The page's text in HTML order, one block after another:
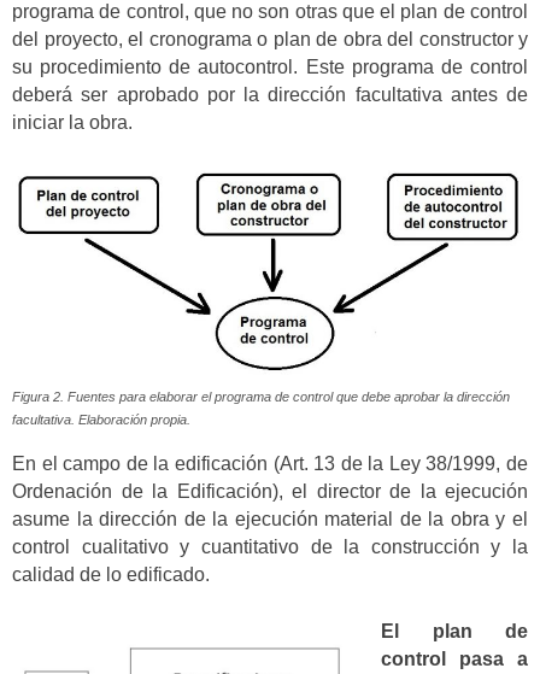
programa de control, que no son otras que el plan de control
del proyecto, el cronograma o plan de obra del constructor y
su procedimiento de autocontrol. Este programa de control
deberá ser aprobado por la dirección facultativa antes de
iniciar la obra.
Figura 2. Fuentes para elaborar el programa de control que debe aprobar la dirección
facultativa. Elaboración propia.
En el campo de la edificación (Art. 13 de la Ley 38/1999, de
Ordenación de la Edificación), el director de la ejecución
asume la dirección de la ejecución material de la obra y el
control cualitativo y cuantitativo de la construcción y la
calidad de lo edificado.
El plan de
control pasa a